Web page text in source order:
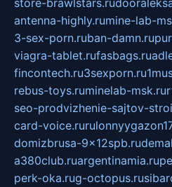
antenna-highly.rumine-lab-
3-sex-porn.ruban-damn.ru
viagra-tablet.rufasbags.ru
fincontech.ru3sexporn.ru
rebus-toys.ruminelab-msk.ru
seo-prodvizhenie-sajtov-
card-voice.ru
domizbrusa-9x12spb.ru
a380club.ruargentinamia.ru
perk-oka.rug-octopus.ru